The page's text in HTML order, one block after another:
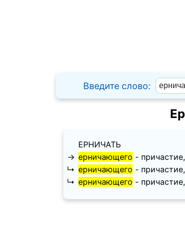
Введите слово:
ЕРНИЧАТЬ
→ ерничающего -
↳ ерничающего -
↳ ерничающего -